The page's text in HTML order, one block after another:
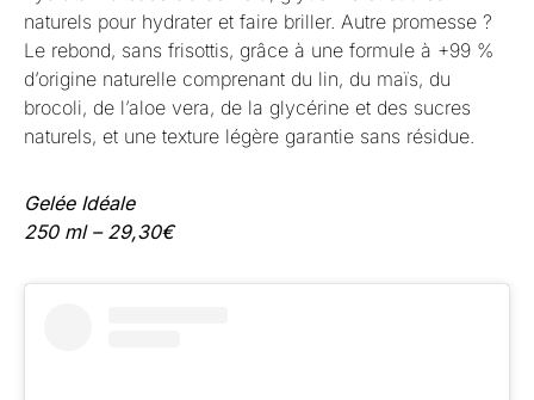
naturels pour hydrater et faire briller. Autre promesse ?
Le rebond, sans frisottis, grâce à une formule à +99 %
d’origine naturelle comprenant du lin, du maïs, du
brocoli, de l’aloe vera, de la glycérine et des sucres
naturels, et une texture légère garantie sans résidue.
Gelée Idéale
250 ml – 29,30€